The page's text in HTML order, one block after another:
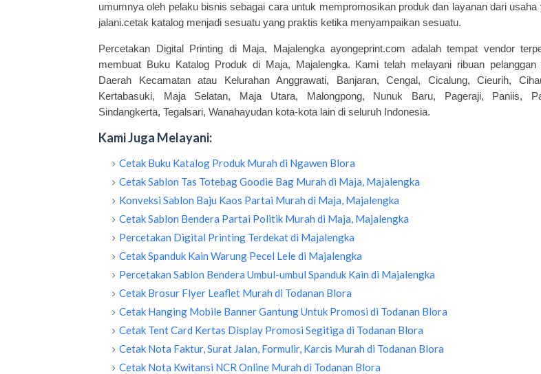
umumnya oleh pelaku bisnis sebagai cara untuk mempromosikan produk dan layanan dari usaha
jalani.cetak katalog menjadi sesuatu yang praktis ketika menyampaikan sesuatu.
Percetakan Digital Printing di Maja, Majalengka ayongeprint.com adalah tempat vendor
membuat Buku Katalog Produk di Maja, Majalengka. Kami telah melayani ribuan pelanggan
Daerah Kecamatan atau Kelurahan Anggrawati, Banjaran, Cengal, Cicalung, Cieurih,
Kertabasuki, Maja Selatan, Maja Utara, Malongpong, Nunuk Baru, Pageraji, Paniis,
Sindangkerta, Tegalsari, Wanahayudan kota-kota lain di seluruh Indonesia.
Kami Juga Melayani:
Cetak Buku Katalog Produk Murah di Ngawen Blora
Cetak Sablon Tas Totebag Goodie Bag Murah di Maja, Majalengka
Konveksi Sablon Baju Kaos Partai Murah di Maja, Majalengka
Cetak Sablon Bendera Partai Politik Murah di Maja, Majalengka
Percetakan Digital Printing Terdekat di Majalengka
Cetak Spanduk Kain Warung Pecel Lele di Majalengka
Percetakan Sablon Bendera Umbul-umbul Spanduk Kain di Majalengka
Cetak Brosur Flyer Leaflet Murah di Todanan Blora
Cetak Hanging Mobile Banner Gantung Untuk Promosi di Todanan Blora
Cetak Tent Card Kertas Display Promosi Segitiga di Todanan Blora
Cetak Nota Faktur, Surat Jalan, Formulir, Karcis Murah di Todanan Blora
Cetak Nota Kwitansi NCR Online Murah di Todanan Blora